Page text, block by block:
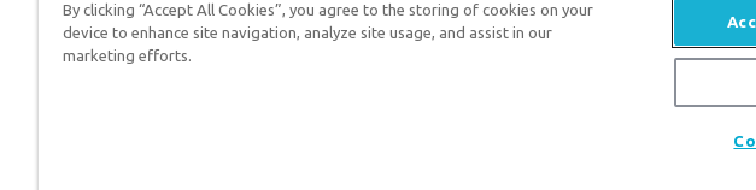
Respuestas en Génesis es un ministerio de apologética,
defender su fe y proclamar el evangelio de Jesucristo.
By clicking “Accept All Cookies”, you agree to the storing of cookies on your
device to enhance site navigation, analyze site usage, and assist in our
marketing efforts.